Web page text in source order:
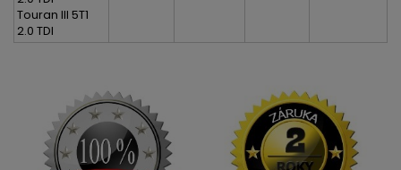
Touran III 5T1
2.0 TDI